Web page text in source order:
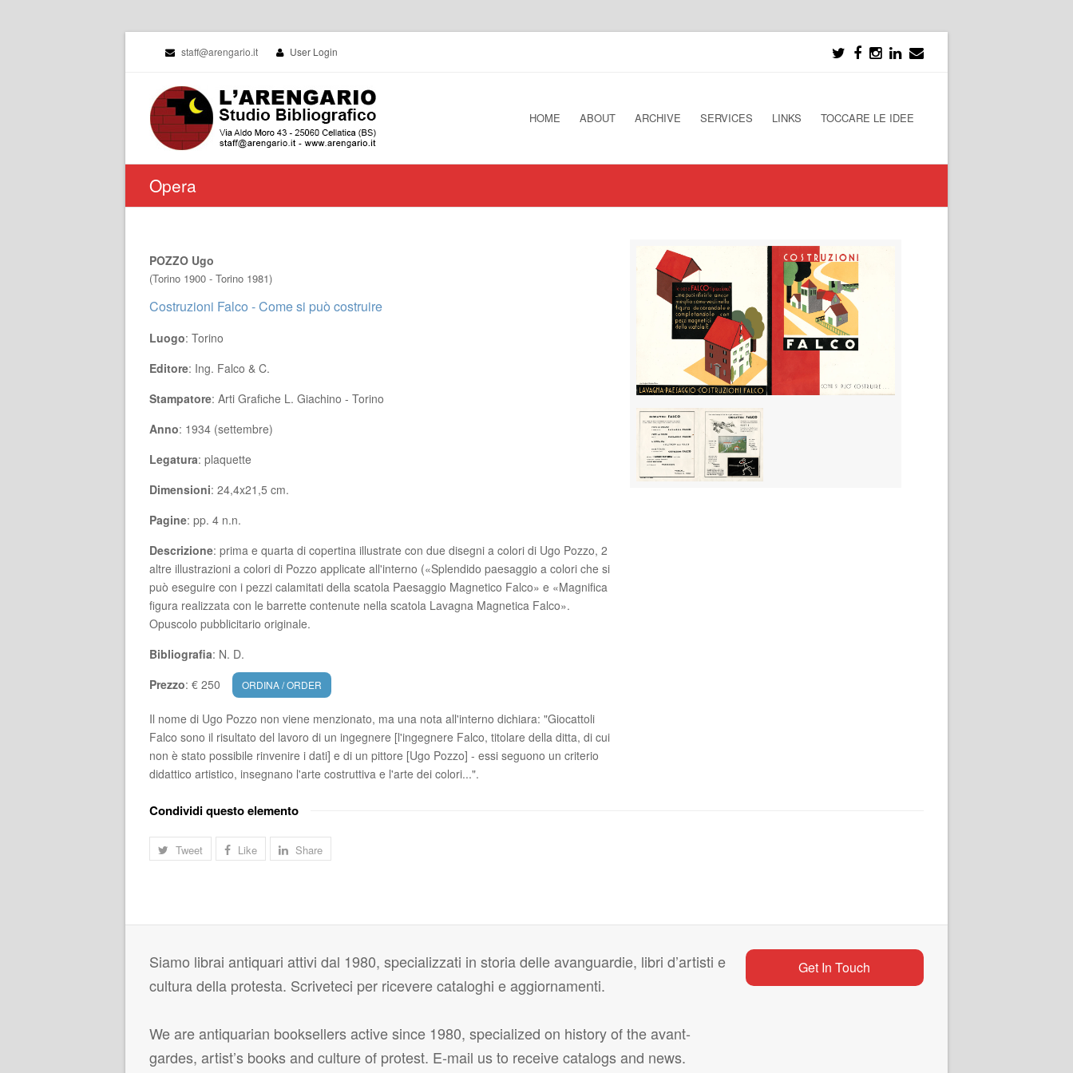
staff@arengario.it User Login
HOME ABOUT ARCHIVE SERVICES LINKS TOCCARE LE IDEE
Opera
POZZO Ugo
(Torino 1900 - Torino 1981)
Costruzioni Falco - Come si può costruire
Luogo: Torino
Editore: Ing. Falco & C.
Stampatore: Arti Grafiche L. Giachino - Torino
Anno: 1934 (settembre)
Legatura: plaquette
Dimensioni: 24,4x21,5 cm.
Pagine: pp. 4 n.n.
Descrizione: prima e quarta di copertina illustrate con due disegni a colori di Ugo Pozzo, 2
altre illustrazioni a colori di Pozzo applicate all'interno («Splendido paesaggio a colori che si
può eseguire con i pezzi calamitati della scatola Paesaggio Magnetico Falco» e «Magnifica
figura realizzata con le barrette contenute nella scatola Lavagna Magnetica Falco».
Opuscolo pubblicitario originale.
Bibliografia: N. D.
Prezzo: € 250 ORDINA / ORDER
Il nome di Ugo Pozzo non viene menzionato, ma una nota all'interno dichiara: "Giocattoli
Falco sono il risultato del lavoro di un ingegnere [l'ingegnere Falco, titolare della ditta, di cui
non è stato possibile rinvenire i dati] e di un pittore [Ugo Pozzo] - essi seguono un criterio
didattico artistico, insegnano l'arte costruttiva e l'arte dei colori...".
Condividi questo elemento
Tweet Like Share
Siamo librai antiquari attivi dal 1980, specializzati in storia delle avanguardie, libri d’artisti e
cultura della protesta. Scriveteci per ricevere cataloghi e aggiornamenti.
We are antiquarian booksellers active since 1980, specialized on history of the avant-
gardes, artist’s books and culture of protest. E-mail us to receive catalogs and news.
Get In Touch